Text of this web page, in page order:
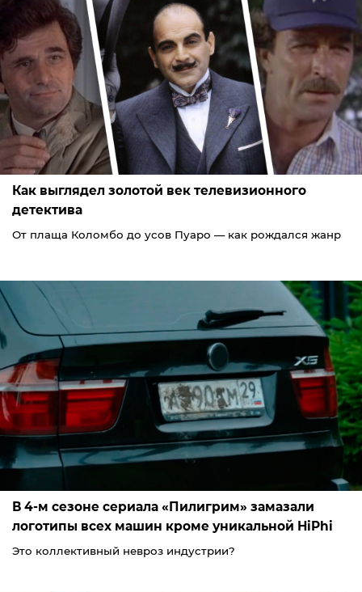
Как выглядел золотой век телевизионного
детектива
От плаща Коломбо до усов Пуаро — как рождался жанр
В 4-м сезоне сериала «Пилигрим» замазали
логотипы всех машин кроме уникальной HiPhi
Это коллективный невроз индустрии?